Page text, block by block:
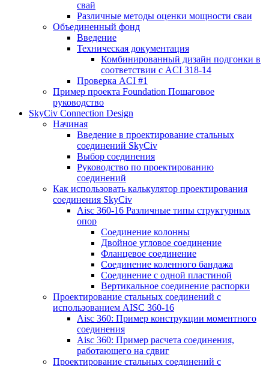
свай
Различные методы оценки мощности сваи
Объединенный фонд
Введение
Техническая документация
Комбинированный дизайн подгонки в
соответствии с ACI 318-14
Проверка ACI #1
Пример проекта Foundation Пошаговое
руководство
SkyCiv Connection Design
Начиная
Введение в проектирование стальных
соединений SkyCiv
Выбор соединения
Руководство по проектированию
соединений
Как использовать калькулятор проектирования
соединения SkyCiv
Aisc 360-16 Различные типы структурных
опор
Соединение колонны
Двойное угловое соединение
Фланцевое соединение
Соединение коленного бандажа
Соединение с одной пластиной
Вертикальное соединение распорки
Проектирование стальных соединений с
использованием AISC 360-16
Aisc 360: Пример конструкции моментного
соединения
Aisc 360: Пример расчета соединения,
работающего на сдвиг
Проектирование стальных соединений с